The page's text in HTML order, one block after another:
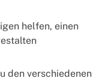
helfen, einen
den verschiedenen